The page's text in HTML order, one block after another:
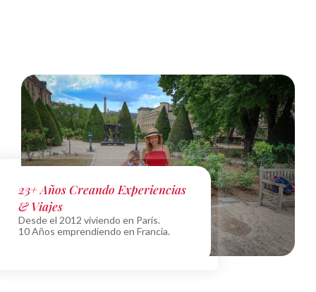
23+ Años Creando Experiencias
& Viajes
Desde el 2012 viviendo en París.
10 Años emprendiendo en Francia.
Creando Experiencias
París no solo se visita... Se vive con mirada
latina, corazón familiar y momentos que
recordarás toda la vida.